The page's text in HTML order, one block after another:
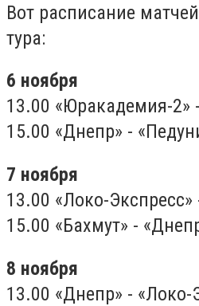
Вот расписание
тура:
6 ноября
13.00 «Юракадемия-2»
15.00 «Днепр» -
7 ноября
13.00 «Локо-
15.00 «Бахмут» -
8 ноября
13.00 «Днепр» - «Локо-